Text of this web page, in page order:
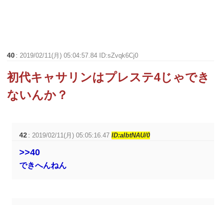
40 :2019/02/11(月) 05:04:57.84 ID:sZvqk6Cj0
初代キャサリンはプレステ4じゃでき
ないんか？
42 :2019/02/11(月) 05:05:16.47ID:aIbtNAU/0
>>40
できへんねん